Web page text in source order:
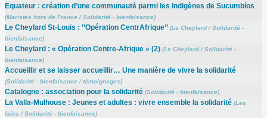
Equateur : création d’une communauté parmi les indigènes de Sucumbíos
(Maristes hors de France/Solidarité - bienfaisance)
Le Cheylard St-Louis : ’’Opération CentrAfrique’’ (Le Cheylard/Solidarité -
bienfaisance)
Le Cheylard : « Opération Centre-Afrique » (2) (Le Cheylard/Solidarité -
bienfaisance)
Accueillir et se laisser accueillir… Une manière de vivre la solidarité
(Solidarité - bienfaisance/témoignages)
Catalogne : association pour la solidarité (Solidarité - bienfaisance)
La Valla-Mulhouse : Jeunes et adultes : vivre ensemble la solidarité (Les
laïcs /Solidarité - bienfaisance)